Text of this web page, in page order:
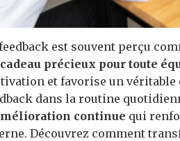
est souvent perçu
cadeau précieux pour toute
et favorise un véritable
dans la routine
continue qui
Découvrez comment